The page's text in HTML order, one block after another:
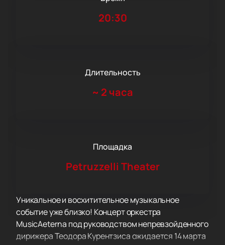
20:30
Длительность
~ 2 часа
Площадка
Petruzzelli Theater
Уникальное и восхитительное музыкальное
событие уже близко! Концерт оркестра
MusicAeterna под руководством непревзойденного
дирижера Теодора Курентзиса ожидается 14 марта